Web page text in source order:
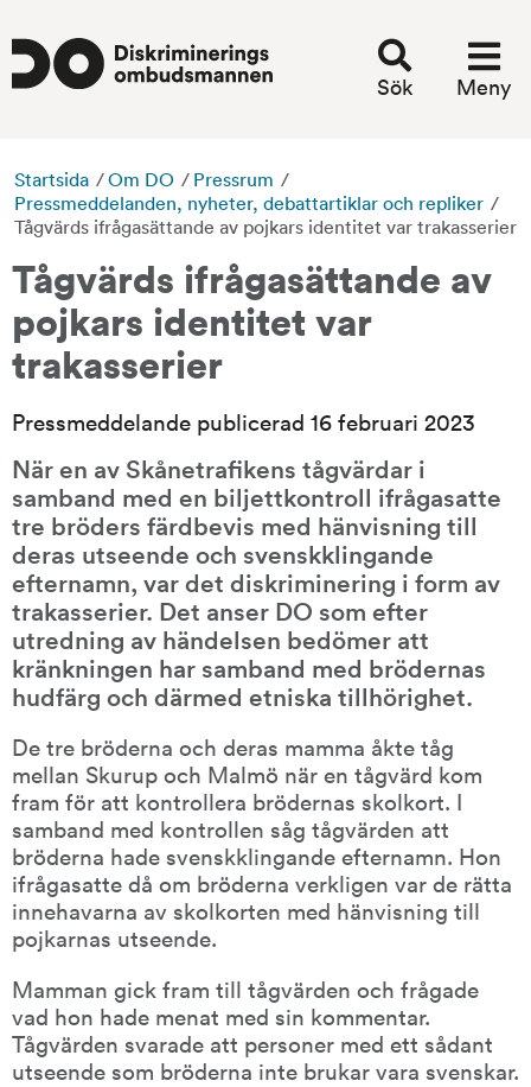
Sök Meny
Startsida /Om DO / Pressrum /
Pressmeddelanden, nyheter, debattartiklar och repliker /
Tågvärds ifrågasättande av pojkars identitet var trakasserier
Tågvärds ifrågasättande av
pojkars identitet var
trakasserier
Pressmeddelande publicerad 16 februari 2023
När en av Skånetrafikens tågvärdar i
samband med en biljettkontroll ifrågasatte
tre bröders färdbevis med hänvisning till
deras utseende och svenskklingande
efternamn, var det diskriminering i form av
trakasserier. Det anser DO som efter
utredning av händelsen bedömer att
kränkningen har samband med brödernas
hudfärg och därmed etniska tillhörighet.
De tre bröderna och deras mamma åkte tåg
mellan Skurup och Malmö när en tågvärd kom
fram för att kontrollera brödernas skolkort. I
samband med kontrollen såg tågvärden att
bröderna hade svenskklingande efternamn. Hon
ifrågasatte då om bröderna verkligen var de rätta
innehavarna av skolkorten med hänvisning till
pojkarnas utseende.
Mamman gick fram till tågvärden och frågade
vad hon hade menat med sin kommentar.
Tågvärden svarade att personer med ett sådant
utseende som bröderna inte brukar vara svenskar.